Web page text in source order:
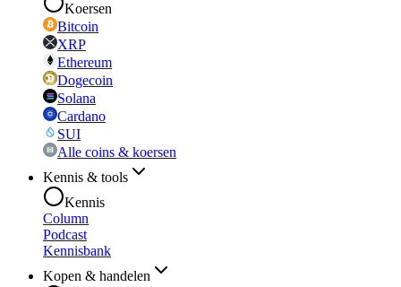
Koersen
Bitcoin
XRP
Ethereum
Dogecoin
Solana
Cardano
SUI
Alle coins & koersen
Kennis & tools
Kennis
Column
Podcast
Kennisbank
Kopen & handelen